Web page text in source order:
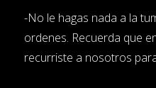
-No le hagas nada a la
ordenes. Recuerda que
recurriste a nosotros